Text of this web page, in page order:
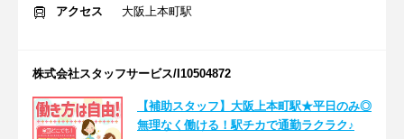
アクセス
大阪上本町駅
株式会社スタッフサービス/I10504872
【補助スタッフ】大阪上本町駅★平日のみ◎
無理なく働ける！駅チカで通勤ラクラク♪